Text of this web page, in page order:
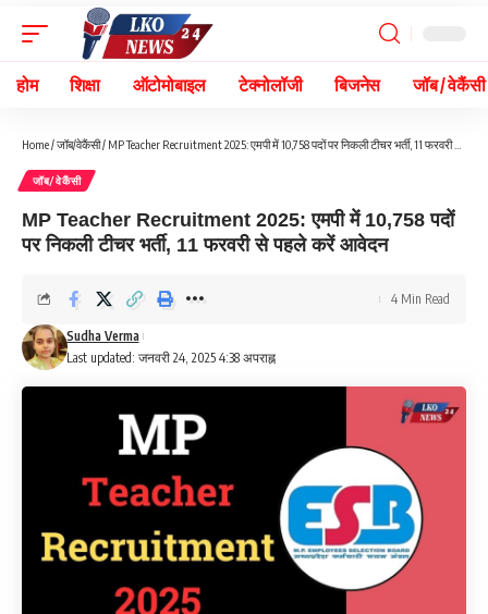
होम शिक्षा ऑटोमोबाइल टेक्नोलॉजी बिजनेस जॉब / वेकैंसी
Home/जॉब/वेकैंसी/ MP Teacher Recruitment 2025: एमपी में 10,758 पदों पर निकली टीचर भर्ती, 11 फरवरी से पहले करें आवेदन
जॉब/वेकैंसी
MP Teacher Recruitment 2025: एमपी में 10,758 पदों
पर निकली टीचर भर्ती, 11 फरवरी से पहले करें आवेदन
Last updated: जनवरी 24, 2025 4:38 अपराह्न
Sudha Verma
4 Min Read